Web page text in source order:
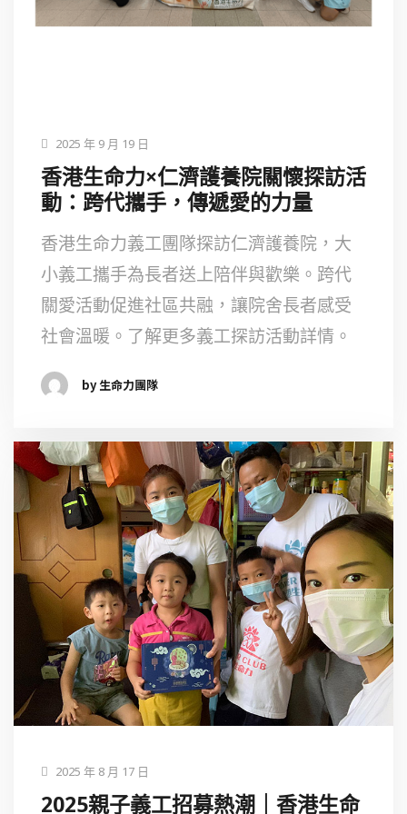
2025 年 9 月 19 日
香港生命力×仁濟護養院關懷探訪活
動：跨代攜手，傳遞愛的力量
香港生命力義工團隊探訪仁濟護養院，大
小義工攜手為長者送上陪伴與歡樂。跨代
關愛活動促進社區共融，讓院舍長者感受
社會溫暖。了解更多義工探訪活動詳情。
by 生命力團隊
2025 年 8 月 17 日
2025親子義工招募熱潮｜香港生命